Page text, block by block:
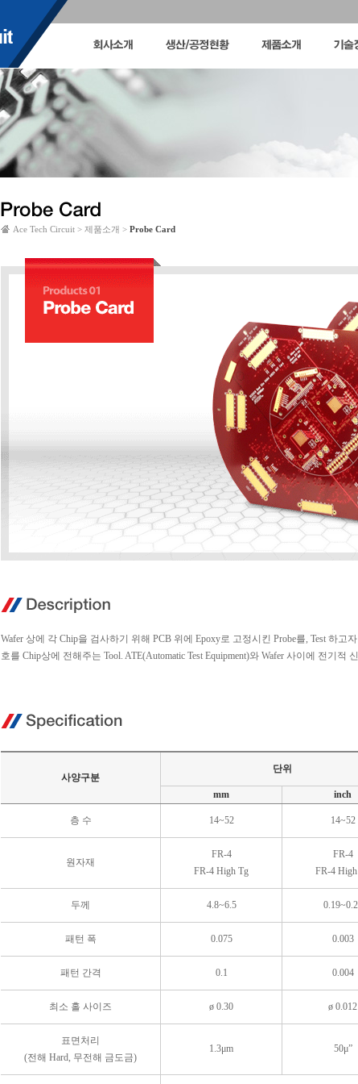
Ace Tech Circuit > 제품소개 > Probe Card
Wafer 상에 각 Chip을 검사하기 위해 PCB 위에 Epoxy로 고정시킨 Probe를, Test 하고
호를 Chip상에 전해주는 Tool. ATE(Automatic Test Equipment)와 Wafer 사이에 전기
사양구분
단위
mm inch
층 수 14~52 14~52
원자재
FR-4
FR-4 High Tg
FR-4
FR-4
두께 4.8~6.5
패턴 폭 0.075 0.003
패턴 간격 0.1 0.004
최소 홀 사이즈 ø 0.30 ø 0.012
표면처리
(전해 Hard, 무전해 금도금)
1.3μm 50μ”